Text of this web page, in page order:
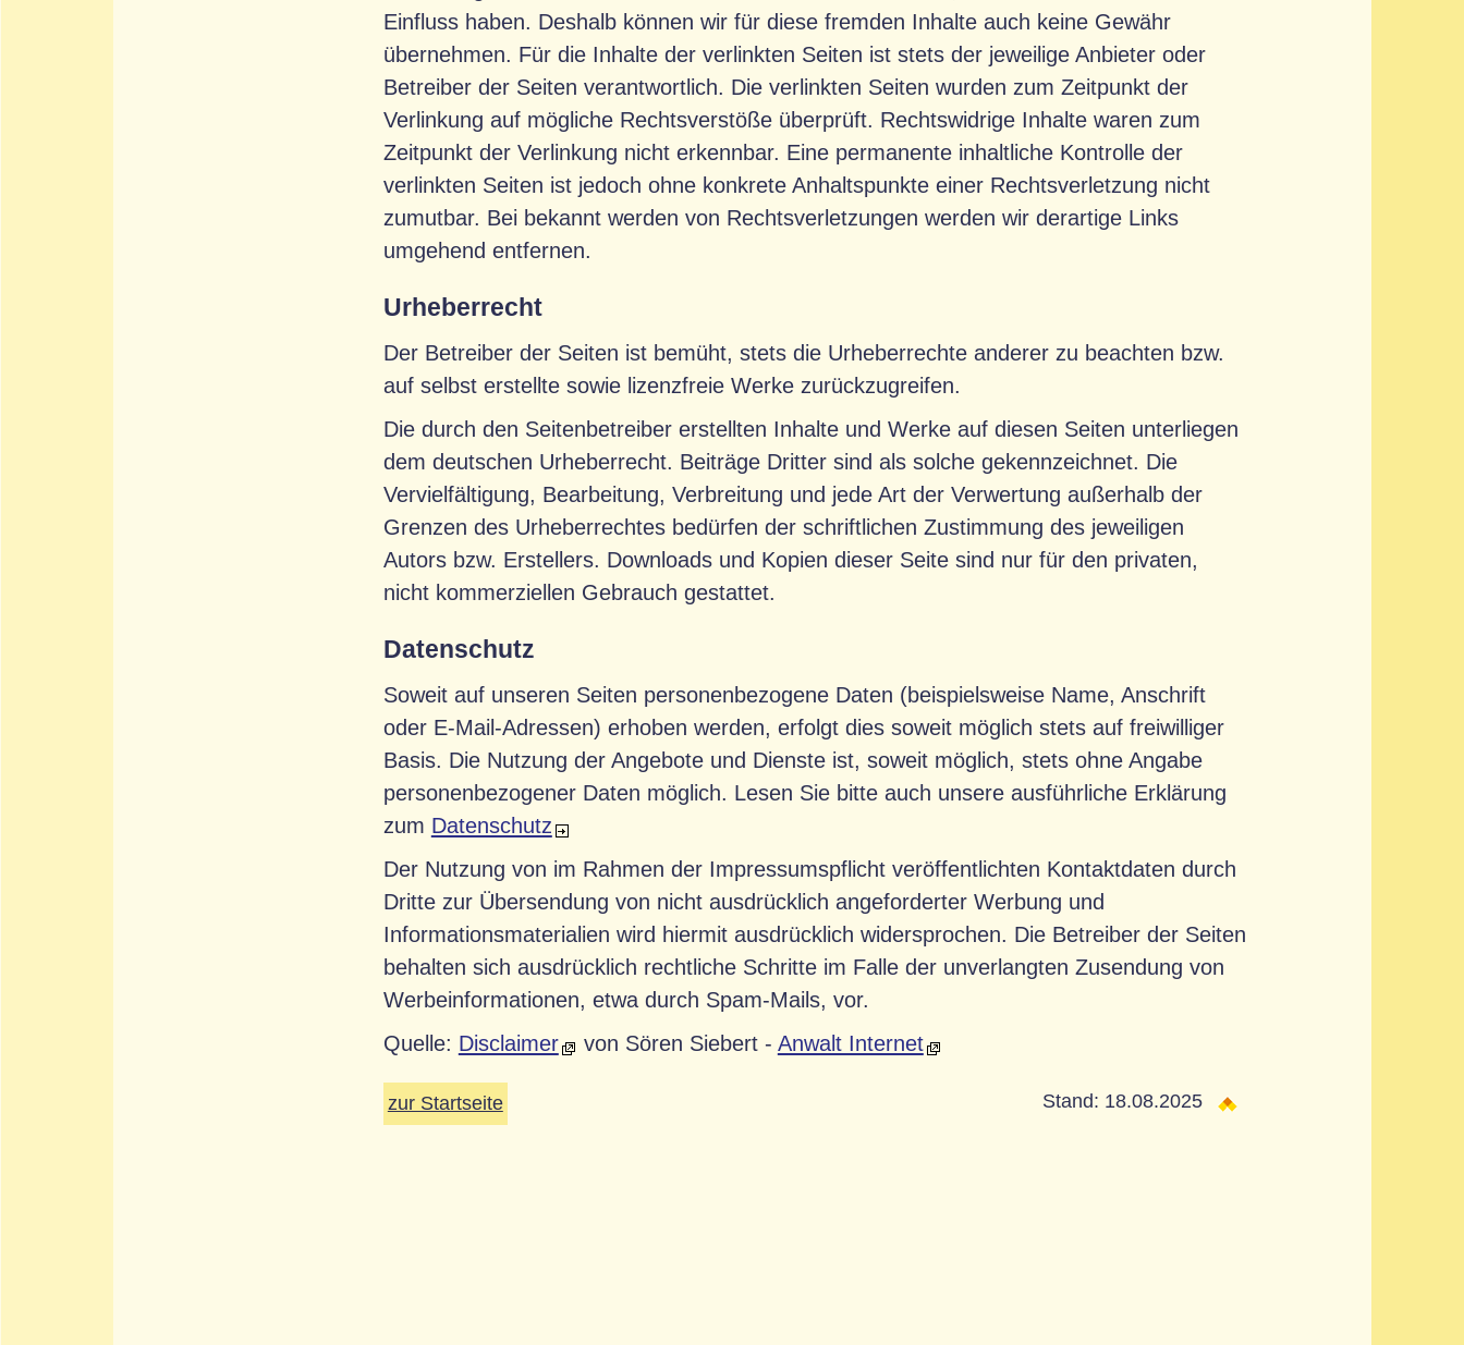
Einfluss haben. Deshalb können wir für diese fremden Inhalte auch keine Gewähr
übernehmen. Für die Inhalte der verlinkten Seiten ist stets der jeweilige Anbieter oder
Betreiber der Seiten verantwortlich. Die verlinkten Seiten wurden zum Zeitpunkt der
Verlinkung auf mögliche Rechtsverstöße überprüft. Rechtswidrige Inhalte waren zum
Zeitpunkt der Verlinkung nicht erkennbar. Eine permanente inhaltliche Kontrolle der
verlinkten Seiten ist jedoch ohne konkrete Anhaltspunkte einer Rechtsverletzung nicht
zumutbar. Bei bekannt werden von Rechtsverletzungen werden wir derartige Links
umgehend entfernen.
Urheberrecht
Der Betreiber der Seiten ist bemüht, stets die Urheberrechte anderer zu beachten bzw.
auf selbst erstellte sowie lizenzfreie Werke zurückzugreifen.
Die durch den Seitenbetreiber erstellten Inhalte und Werke auf diesen Seiten unterliegen
dem deutschen Urheberrecht. Beiträge Dritter sind als solche gekennzeichnet. Die
Vervielfältigung, Bearbeitung, Verbreitung und jede Art der Verwertung außerhalb der
Grenzen des Urheberrechtes bedürfen der schriftlichen Zustimmung des jeweiligen
Autors bzw. Erstellers. Downloads und Kopien dieser Seite sind nur für den privaten,
nicht kommerziellen Gebrauch gestattet.
Datenschutz
Soweit auf unseren Seiten personenbezogene Daten (beispielsweise Name, Anschrift
oder E-Mail-Adressen) erhoben werden, erfolgt dies soweit möglich stets auf freiwilliger
Basis. Die Nutzung der Angebote und Dienste ist, soweit möglich, stets ohne Angabe
personenbezogener Daten möglich. Lesen Sie bitte auch unsere ausführliche Erklärung
zum Datenschutz
Der Nutzung von im Rahmen der Impressumspflicht veröffentlichten Kontaktdaten durch
Dritte zur Übersendung von nicht ausdrücklich angeforderter Werbung und
Informationsmaterialien wird hiermit ausdrücklich widersprochen. Die Betreiber der Seiten
behalten sich ausdrücklich rechtliche Schritte im Falle der unverlangten Zusendung von
Werbeinformationen, etwa durch Spam-Mails, vor.
Quelle: Disclaimer von Sören Siebert - Anwalt Internet
zur Startseite Stand: 18.08.2025